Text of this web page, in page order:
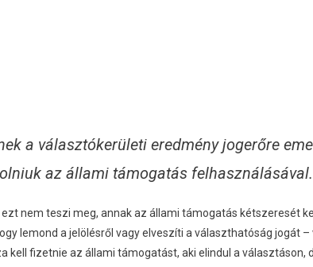
a választókerületi eredmény jogerőre
az állami támogatás felhasználásával.
nem teszi meg, annak az állami támogatás kétszeresét
lemond a jelölésről vagy elveszíti a választhatóság jogát
kell fizetnie az állami támogatást, aki elindul a